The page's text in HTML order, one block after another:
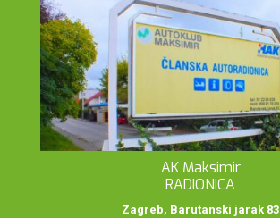
AK Maksimir
RADIONICA
Zagreb, Barutanski jarak 83